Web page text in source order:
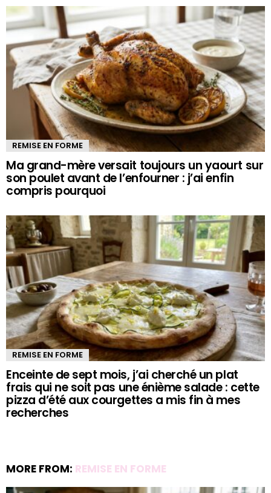
REMISE EN FORME
Ma grand-mère versait toujours un yaourt sur
son poulet avant de l’enfourner : j’ai enfin
compris pourquoi
REMISE EN FORME
Enceinte de sept mois, j’ai cherché un plat
frais qui ne soit pas une énième salade : cette
pizza d’été aux courgettes a mis fin à mes
recherches
MORE FROM: REMISE EN FORME